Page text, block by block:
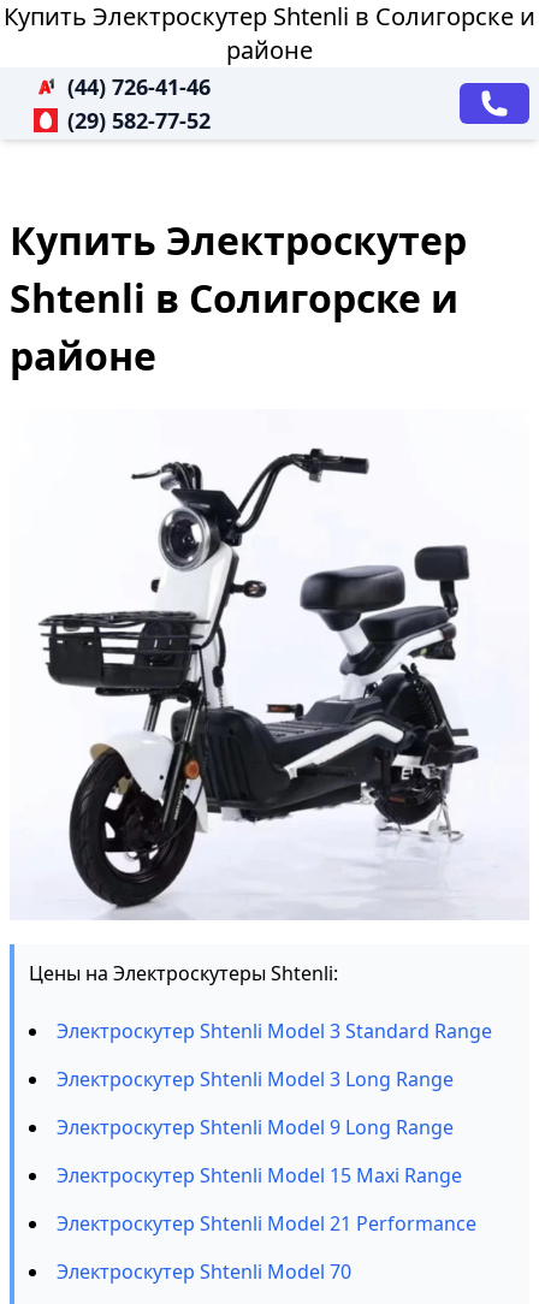
Купить Электроскутер Shtenli в Солигорске и
районе
(44) 726-41-46
(29) 582-77-52
Купить Электроскутер
Shtenli в Солигорске и
районе
Цены на Электроскутеры Shtenli:
Электроскутер Shtenli Model 3 Standard Range
Электроскутер Shtenli Model 3 Long Range
Электроскутер Shtenli Model 9 Long Range
Электроскутер Shtenli Model 15 Maxi Range
Электроскутер Shtenli Model 21 Performance
Электроскутер Shtenli Model 70